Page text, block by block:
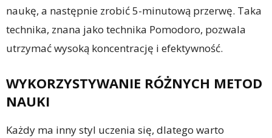
naukę, a następnie zrobić 5-minutową przerwę. Taka
technika, znana jako technika Pomodoro, pozwala
utrzymać wysoką koncentrację i efektywność.
WYKORZYSTYWANIE RÓŻNYCH METOD
NAUKI
Każdy ma inny styl uczenia się, dlatego warto